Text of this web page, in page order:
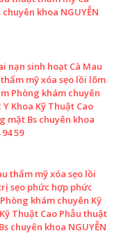
khoa NGUYỄN
nạn sinh hoạt Cà Mau
mỹ xóa sẹo lồi lõm
Phòng khám chuyên
Khoa Kỹ Thuật Cao
mặt Bs chuyên khoa
59
thẩm mỹ xóa sẹo lồi
sẹo phức hợp phức
khám chuyên Kỹ
Thuật Cao Phẫu thuật
chuyên khoa NGUYỄN